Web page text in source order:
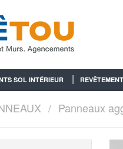
SOL INTÉRIEUR
Panneaux